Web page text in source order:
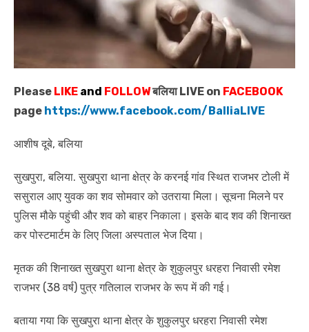
Please LIKE and FOLLOWबलिया LIVE on FACEBOOK
page https://www.facebook.com/BalliaLIVE
आशीष दूबे, बलिया
सुखपुरा, बलिया. सुखपुरा थाना क्षेत्र के करनई गांव स्थित राजभर टोली में
ससुराल आए युवक का शव सोमवार को उतराया मिला। सूचना मिलने पर
पुलिस मौके पहुंची और शव को बाहर निकाला। इसके बाद शव की शिनाख्त
कर पोस्टमार्टम के लिए जिला अस्पताल भेज दिया।
मृतक की शिनाख्त सुखपुरा थाना क्षेत्र के शुकुलपुर धरहरा निवासी रमेश
राजभर (38 वर्ष) पुत्र गतिलाल राजभर के रूप में की गई।
बताया गया कि सुखपुरा थाना क्षेत्र के शुकुलपुर धरहरा निवासी रमेश